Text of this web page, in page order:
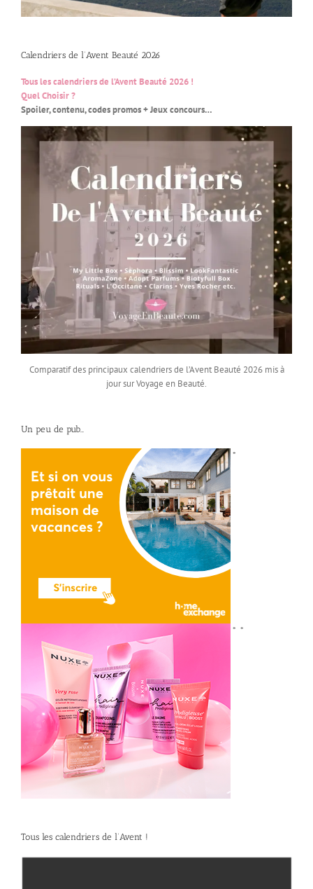
Calendriers de l’Avent Beauté 2026
Tous les calendriers de l’Avent Beauté 2026 !
Quel Choisir ?
Spoiler, contenu, codes promos + Jeux concours…
Comparatif des principaux calendriers de l’Avent Beauté 2026 mis à
jour sur Voyage en Beauté.
Un peu de pub…
*
* *
Tous les calendriers de l’Avent !